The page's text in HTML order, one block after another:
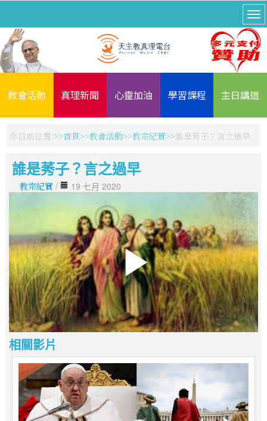
教會活動 真理新聞 心靈加油 學習課程 主日講道
你目前位置: 首頁 教會活動 教宗紀實 誰是莠子？言之過早
誰是莠子？言之過早
教宗紀實 / 19 七月 2020
相關影片